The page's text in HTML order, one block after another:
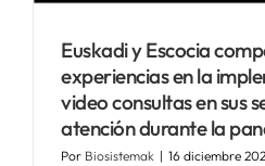
SERVICIOS
APOYO I+D+I
Euskadi y Escocia
experiencias en la
video consultas en sus
atención durante la
Por Biosistemak | 16 diciembre